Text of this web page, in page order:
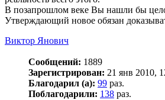
В позапрошлом веке Вы нашли бы
Утверждающий новое обязан
Виктор Янович
Сообщений: 1889
Зарегистрирован: 21 янв 2010,
Благодарил (а): 99 раз.
Поблагодарили: 138 раз.